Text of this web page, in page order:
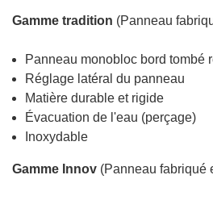
Gamme tradition (Panneau
Panneau monobloc bord tombé
Réglage latéral du panneau
Matière durable et rigide
Évacuation de l'eau (perçage)
Inoxydable
Gamme Innov (Panneau fabriqué